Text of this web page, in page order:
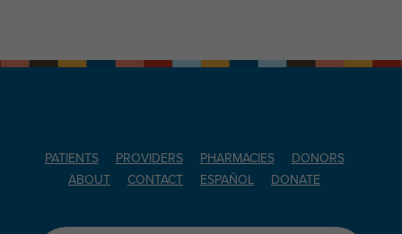
PATIENTS PROVIDERS PHARMACIES
DONORS
ABOUT
CONTACT ESPAÑOL DONATE